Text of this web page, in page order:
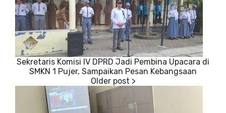
Sekretaris Komisi IV DPRD Jadi Pembina Upacara di
SMKN 1 Pujer, Sampaikan Pesan Kebangsaan